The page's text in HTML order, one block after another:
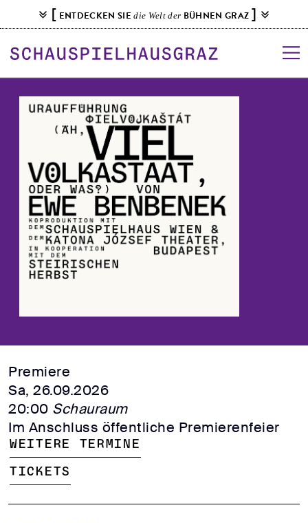
k
p
t
o
c
o
n
t
e
n
t
[ ENTDECKEN SIEdie Welt der BÜHNEN GRAZ ]
Premiere
Sa, 26.09.2026
20:00 Schauraum
Im Anschluss öffentliche Premierenfeier
Weitere Termine
Tickets